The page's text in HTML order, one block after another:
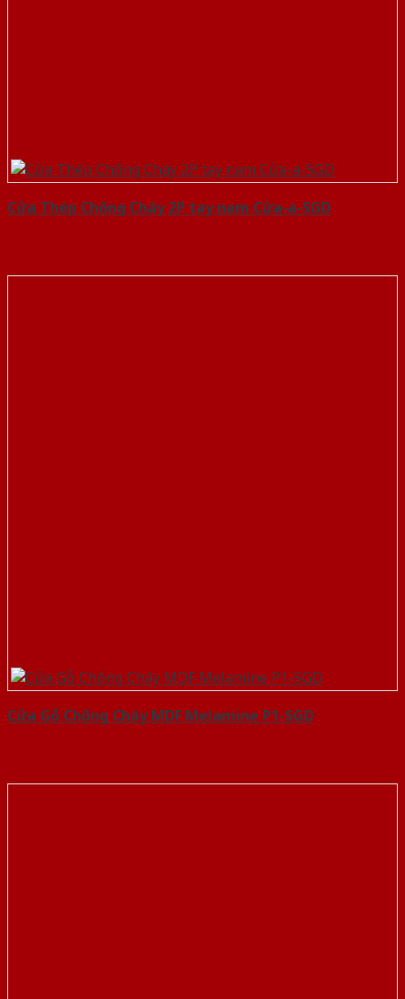
Cửa Thép Chống Cháy 2P tay nam Cửa-a-SGD
Cửa Gỗ Chống Cháy MDF Melamine P1-SGD